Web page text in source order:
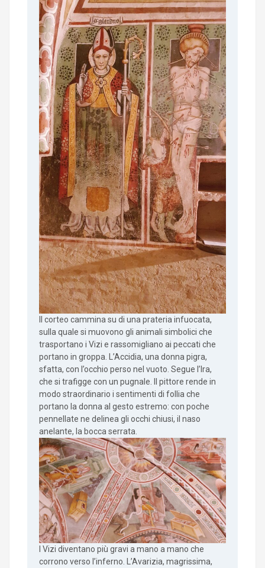
Il corteo cammina su di una prateria infuocata,
sulla quale si muovono gli animali simbolici che
trasportano i Vizi e rassomigliano ai peccati che
portano in groppa. L’Accidia, una donna pigra,
sfatta, con l’occhio perso nel vuoto. Segue l’Ira,
che si trafigge con un pugnale. Il pittore rende in
modo straordinario i sentimenti di follia che
portano la donna al gesto estremo: con poche
pennellate ne delinea gli occhi chiusi, il naso
anelante, la bocca serrata.
I Vizi diventano più gravi a mano a mano che
corrono verso l’inferno. L’Avarizia, magrissima,